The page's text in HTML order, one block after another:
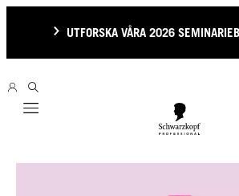
UTFORSKA VÅRA 2026
Mobile navigation